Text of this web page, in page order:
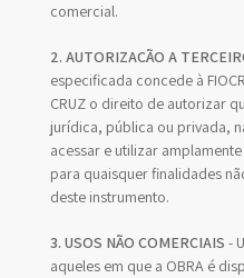
comercial.
2. AUTORIZAÇÃO A
especificada concede à
CRUZ o direito de autorizar
jurídica, pública ou privada,
acessar e utilizar
para quaisquer finalidades
deste instrumento.
3. USOS NÃO COMERCIAIS -
aqueles em que a OBRA é